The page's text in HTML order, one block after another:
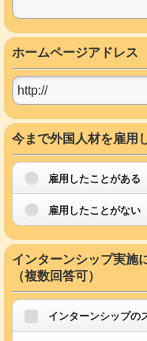
ホームページアドレス
今まで外国人材を雇用
雇用したことがある
雇用したことがない
インターンシップ実施
（複数回答可）
インターンシップの